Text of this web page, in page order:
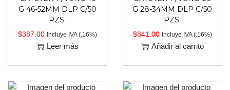
G 46-52MM DLP C/50
PZS.
$387.00 Incluye IVA (.16%)
Leer más
G 28-34MM DLP C/50
PZS.
$341.00 Incluye IVA (.16%)
Añadir al carrito